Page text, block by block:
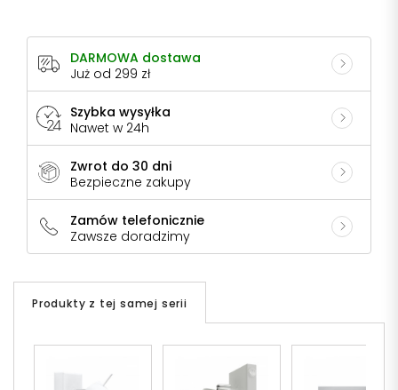
DARMOWA dostawa
Już od 299 zł
Szybka wysyłka
Nawet w 24h
Zwrot do 30 dni
Bezpieczne zakupy
Zamów telefonicznie
Zawsze doradzimy
Produkty z tej samej serii